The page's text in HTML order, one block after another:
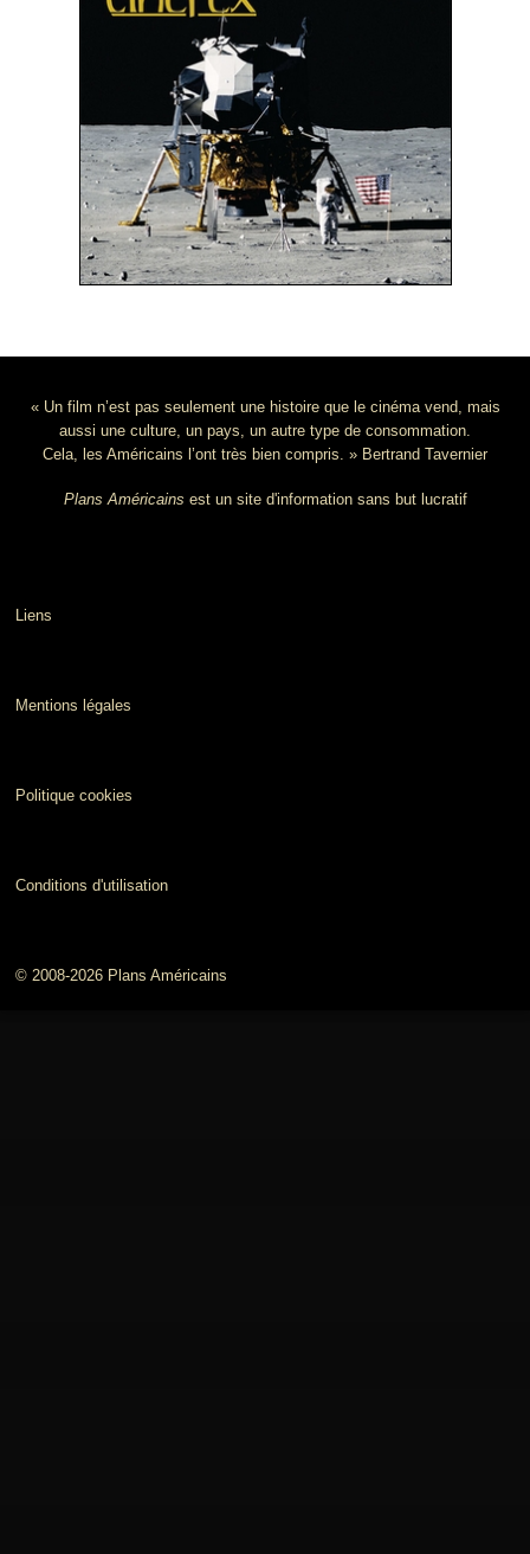
« Un film n’est pas seulement une histoire que le cinéma vend, mais
aussi une culture, un pays, un autre type de consommation.
Cela, les Américains l’ont très bien compris. » Bertrand Tavernier
Plans Américains est un site d'information sans but lucratif
Liens
Mentions légales
Politique cookies
Conditions d'utilisation
© 2008-2026 Plans Américains